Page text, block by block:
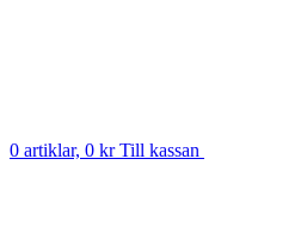
0 artiklar, 0 krTill kassan